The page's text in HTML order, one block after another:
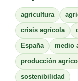
agricultura
crisis agrícola
España medio
producción
sostenibilidad